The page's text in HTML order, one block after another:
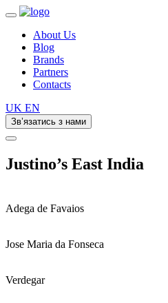
About Us
Blog
Brands
Partners
Contacts
UK EN
Зв’язатись з нами
Justino’s East India
Adega de Favaios
Jose Maria da Fonseca
Verdegar